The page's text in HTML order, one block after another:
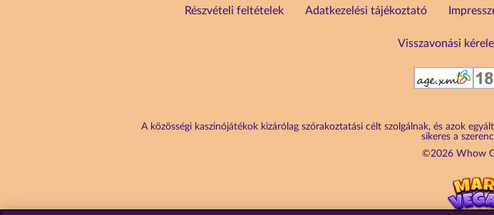
Részvételi feltételek Adatkezelési tájékoztató
Visszavonási
A közösségi kaszinójátékok kizárólag szórakoztatási célt szolgálnak, és azok
sikeres a
©2026 Whow